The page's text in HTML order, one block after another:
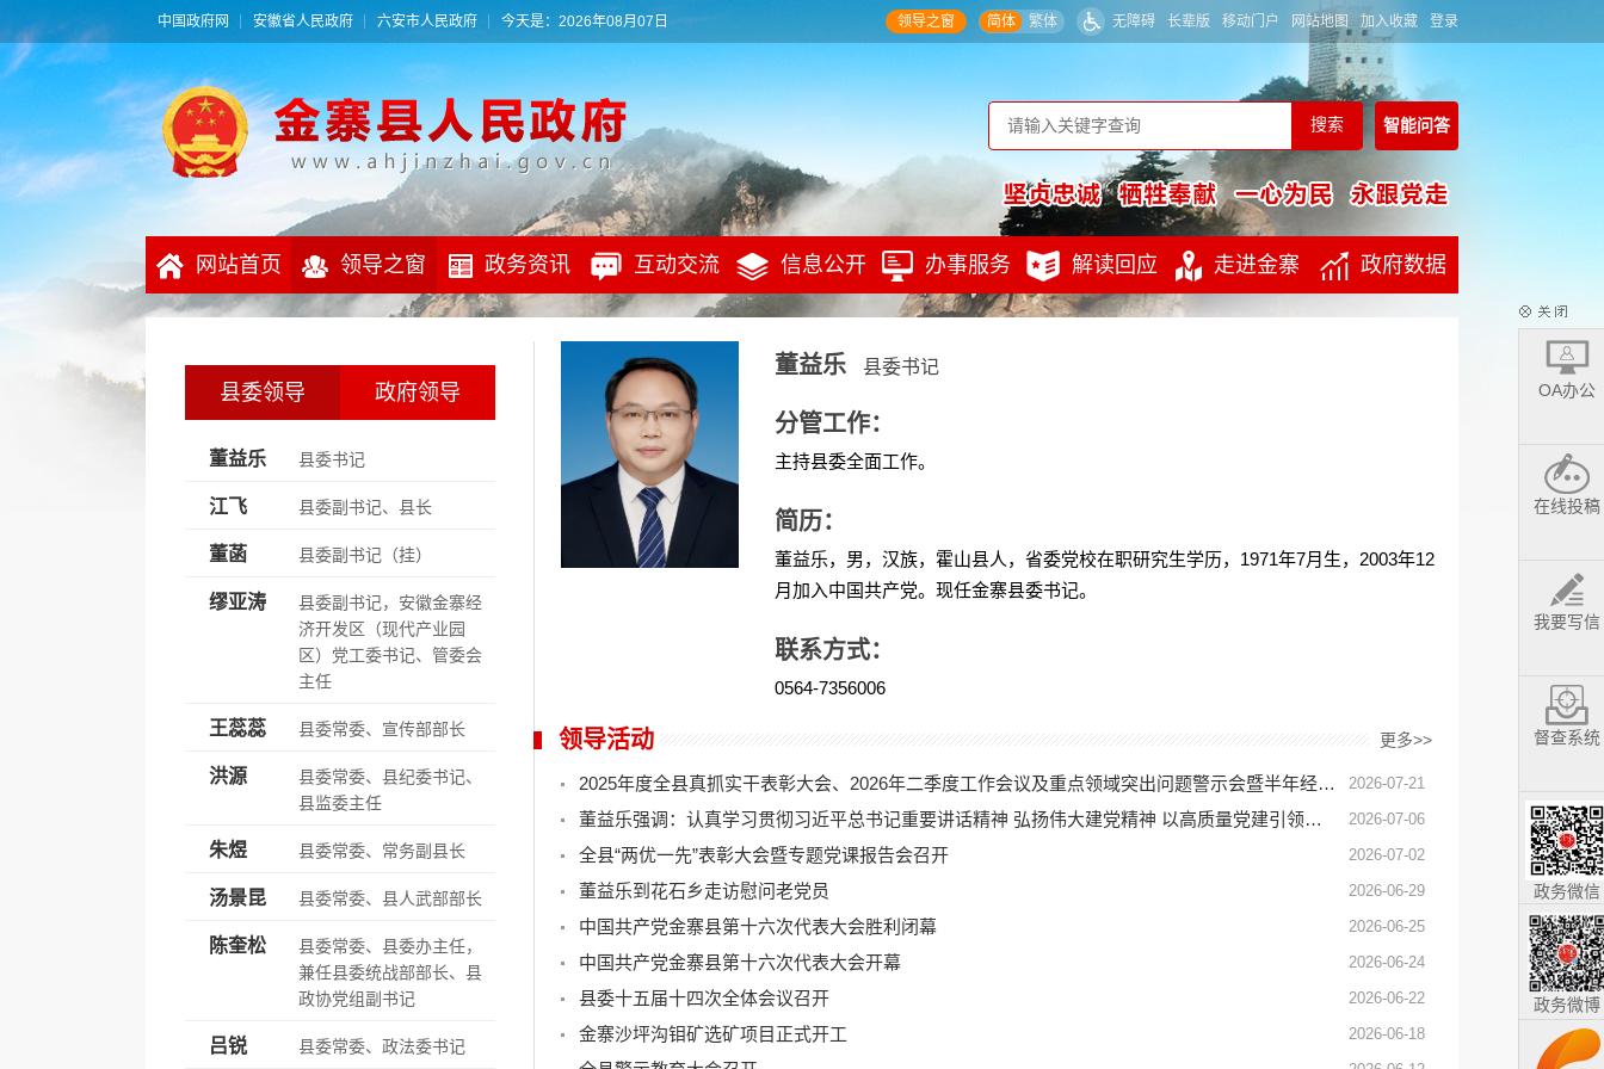
中国政府网 安徽省人民政府 六安市人民政府 今天是：2026年08月07日 领导之窗 简体 繁体 无障碍 长辈版 移动门户 网站地图 加入收藏 登录
智能问答
网站首页 领导之窗 政务资讯 互动交流 信息公开 办事服务 解读回应 走进金寨 政府数据
县委领导 政府领导
董益乐 县委书记
江飞 县委副书记、县长
董菡 县委副书记（挂）
缪亚涛
县委副书记，安徽金寨经
济开发区（现代产业园
区）党工委书记、管委会
主任
王蕊蕊 县委常委、宣传部部长
洪源
县委常委、县纪委书记、
县监委主任
朱煜 县委常委、常务副县长
汤景昆 县委常委、县人武部部长
陈奎松
县委常委、县委办主任，
兼任县委统战部部长、县
政协党组副书记
吕锐 县委常委、政法委书记
董益乐 县委书记
分管工作：
主持县委全面工作。
简历：
董益乐，男，汉族，霍山县人，省委党校在职研究生学历，1971年7月生，2003年12
月加入中国共产党。现任金寨县委书记。
联系方式：
0564-7356006
领导活动 更多>>
2025年度全县真抓实干表彰大会、2026年二季度工作会议及重点领域突出问题警示会暨半年经济形势分析会召开 2026-07-21
董益乐强调：认真学习贯彻习近平总书记重要讲话精神 弘扬伟大建党精神 以高质量党建引领老区高质量发展 2026-07-06
全县“两优一先”表彰大会暨专题党课报告会召开 2026-07-02
董益乐到花石乡走访慰问老党员 2026-06-29
中国共产党金寨县第十六次代表大会胜利闭幕 2026-06-25
中国共产党金寨县第十六次代表大会开幕 2026-06-24
县委十五届十四次全体会议召开 2026-06-22
金寨沙坪沟钼矿选矿项目正式开工 2026-06-18
OA办公
在线投稿
我要写信
督查系统
政务微信
政务微博